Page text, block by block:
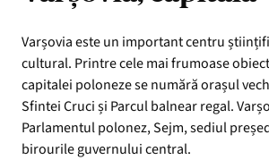
Varșovia este un important centru
cultural. Printre cele mai frumoase
capitalei poloneze se numără orașul
Sfintei Cruci și Parcul balnear regal.
Parlamentul polonez, Sejm, sediul
birourile guvernului central.